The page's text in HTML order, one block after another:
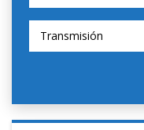
Transmisión